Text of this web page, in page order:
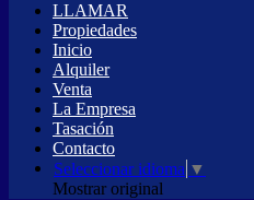
LLAMAR
Propiedades
Inicio
Alquiler
Venta
La Empresa
Tasación
Contacto
Seleccionar idioma ▼
Mostrar original